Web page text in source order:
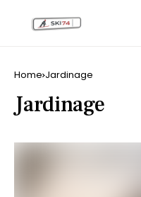
Home Jardinage
Jardinage